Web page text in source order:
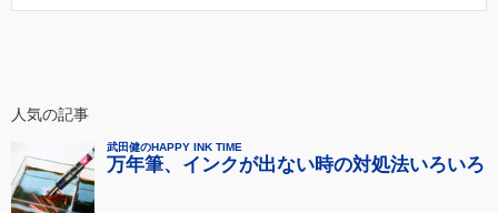
人気の記事